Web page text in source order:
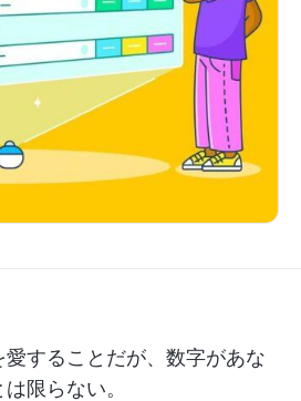
することだが、数字があな
限らない。